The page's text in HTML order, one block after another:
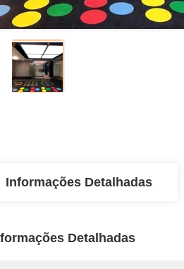
Informações Detalhadas
Detalhadas